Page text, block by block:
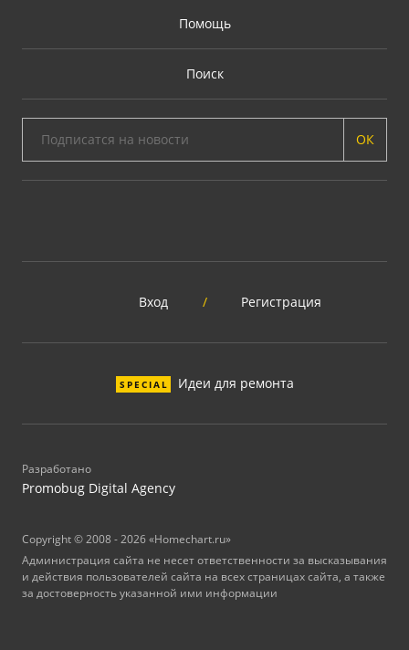
Помощь
Поиск
ОК
Вход / Регистрация
SPECIAL Идеи для ремонта
Разработано
Promobug Digital Agency
Copyright © 2008 - 2026 «Homechart.ru»
Администрация сайта не несет ответственности за высказывания
и действия пользователей сайта на всех страницах сайта, а также
за достоверность указанной ими информации